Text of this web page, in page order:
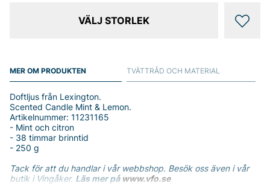
VÄLJ STORLEK
MER OM PRODUKTEN
Doftljus från Lexington.
Scented Candle Mint & Lemon.
Artikelnummer: 11231165
- Mint och citron
- 38 timmar brinntid
- 250 g
Tack för att du handlar i vår webbshop. Besök oss även i vår
butik i Vingåker. Läs mer på www.vfo.se
TVÄTTRÅD OCH MATERIAL